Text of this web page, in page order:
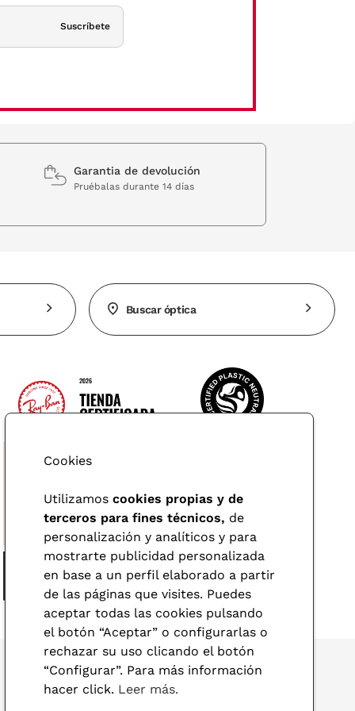
Suscríbete
Garantia de devolución
Pruébalas durante 14 días
Buscar óptica
Cookies
Utilizamos cookies propias y de
terceros para fines técnicos, de
personalización y analíticos y para
mostrarte publicidad personalizada
en base a un perfil elaborado a partir
de las páginas que visites. Puedes
aceptar todas las cookies pulsando
el botón “Aceptar” o configurarlas o
rechazar su uso clicando el botón
“Configurar”. Para más información
hacer click. Leer más.